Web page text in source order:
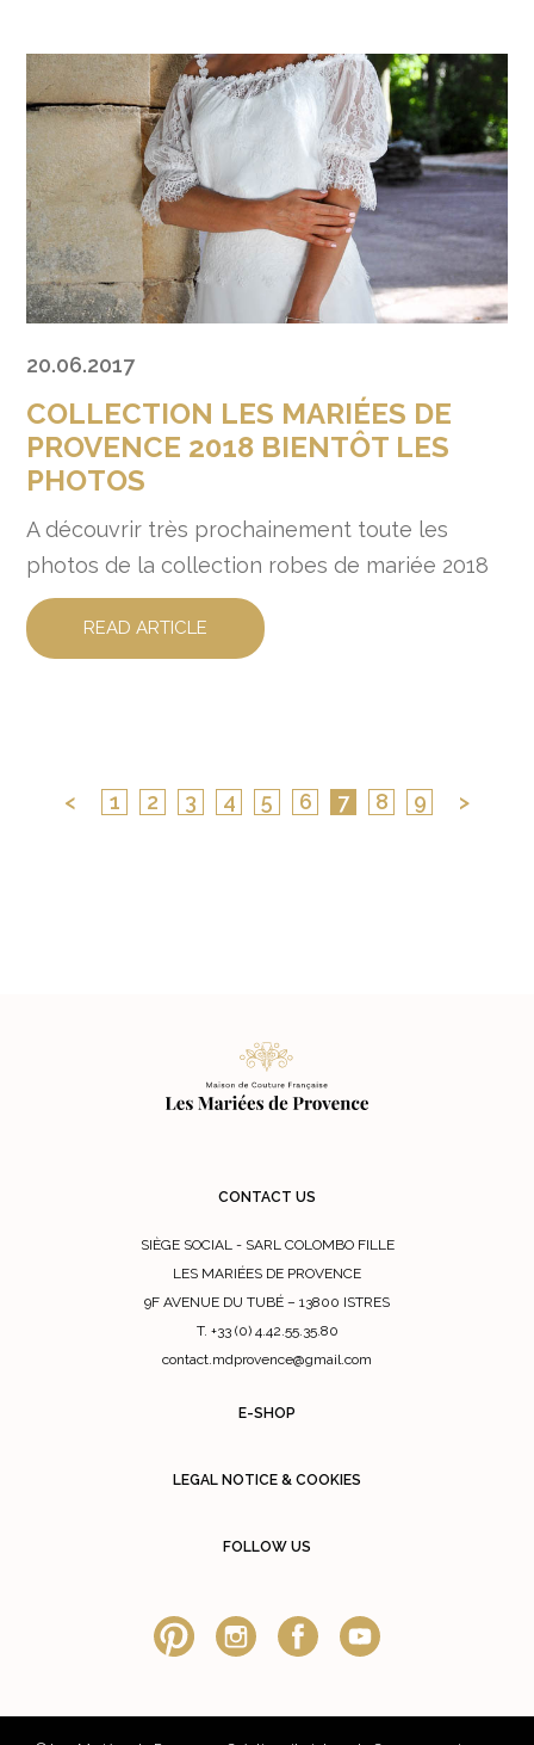
20.06.2017
COLLECTION LES MARIÉES DE
PROVENCE 2018 BIENTÔT LES
PHOTOS
A découvrir très prochainement toute les
photos de la collection robes de mariée 2018
READ ARTICLE
< 1 2 3 4 5 6 7 8 9 >
CONTACT US
SIÈGE SOCIAL - SARL COLOMBO FILLE
LES MARIÉES DE PROVENCE
9F AVENUE DU TUBÉ – 13800 ISTRES
T. +33 (0) 4.42.55.35.80
contact.mdprovence@gmail.com
E-SHOP
LEGAL NOTICE & COOKIES
FOLLOW US